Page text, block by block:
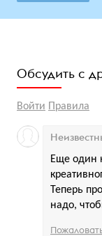
Обсудить с
Войти Правила
Еще один
Теперь
надо,